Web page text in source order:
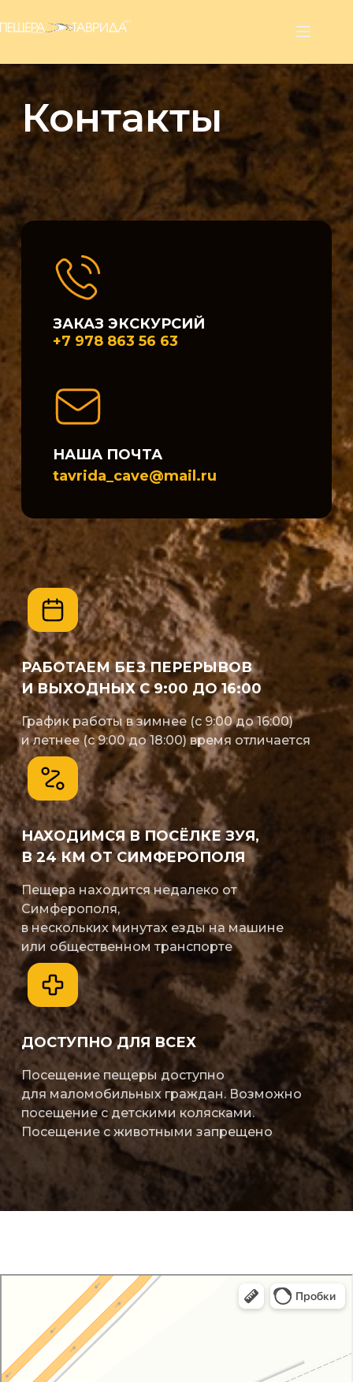
к
сути
Контакты
ЗАКАЗ ЭКСКУРСИЙ
+7 978 863 56 63
НАША ПОЧТА
tavrida_cave@mail.ru
РАБОТАЕМ БЕЗ ПЕРЕРЫВОВ
И ВЫХОДНЫХ С 9:00 ДО 16:00
График работы в зимнее (с 9:00 до 16:00)
и летнее (с 9:00 до 18:00) время отличается
НАХОДИМСЯ В ПОСЁЛКЕ ЗУЯ,
В 24 КМ ОТ СИМФЕРОПОЛЯ
Пещера находится недалеко от
Симферополя,
в нескольких минутах езды на машине
или общественном транспорте
ДОСТУПНО ДЛЯ ВСЕХ
Посещение пещеры доступно
для маломобильных граждан. Возможно
посещение с детскими колясками.
Посещение с животными запрещено
Музей в Республике Крым
Достопримечательность в Республике Крым